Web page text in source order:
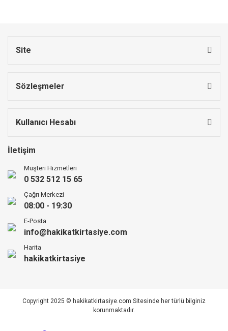
Site
Sözleşmeler
Kullanıcı Hesabı
İletişim
Müşteri Hizmetleri
0 532 512 15 65
Çağrı Merkezi
08:00 - 19:30
E-Posta
info@hakikatkirtasiye.com
Harita
hakikatkirtasiye
Copyright 2025 © hakikatkirtasiye.com Sitesinde her türlü bilginiz
korunmaktadır.